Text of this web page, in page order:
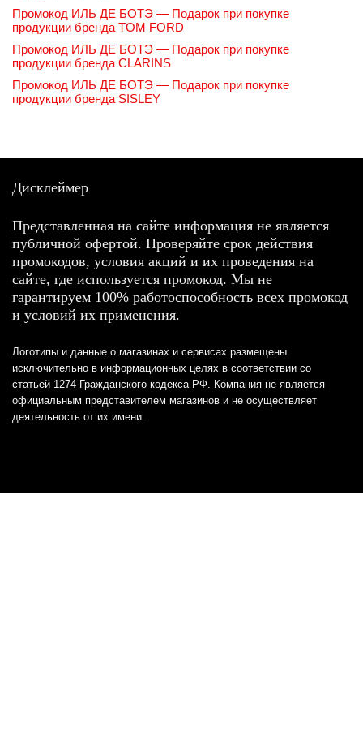
Промокод ИЛЬ ДЕ БОТЭ — Подарок при покупке
продукции бренда TOM FORD
Промокод ИЛЬ ДЕ БОТЭ — Подарок при покупке
продукции бренда CLARINS
Промокод ИЛЬ ДЕ БОТЭ — Подарок при покупке
продукции бренда SISLEY
Дисклеймер
Представленная на сайте информация не является
публичной офертой. Проверяйте срок действия
промокодов, условия акций и их проведения на
сайте, где используется промокод. Мы не
гарантируем 100% работоспособность всех промокод
и условий их применения.
Логотипы и данные о магазинах и сервисах размещены
исключительно в информационных целях в соответствии со
статьей 1274 Гражданского кодекса РФ. Компания не является
официальным представителем магазинов и не осуществляет
деятельность от их имени.